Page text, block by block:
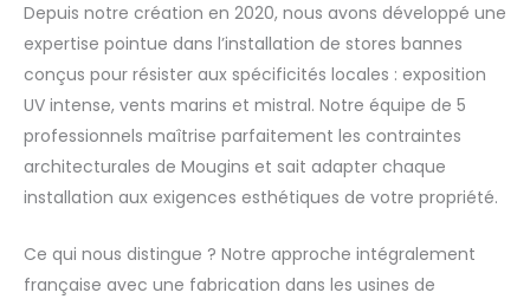
Depuis notre création en 2020, nous avons développé une
expertise pointue dans l’installation de stores bannes
conçus pour résister aux spécificités locales : exposition
UV intense, vents marins et mistral. Notre équipe de 5
professionnels maîtrise parfaitement les contraintes
architecturales de Mougins et sait adapter chaque
installation aux exigences esthétiques de votre propriété.
Ce qui nous distingue ? Notre approche intégralement
française avec une fabrication dans les usines de